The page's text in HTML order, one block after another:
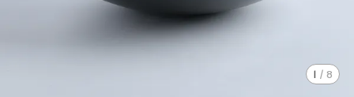
1 / 8